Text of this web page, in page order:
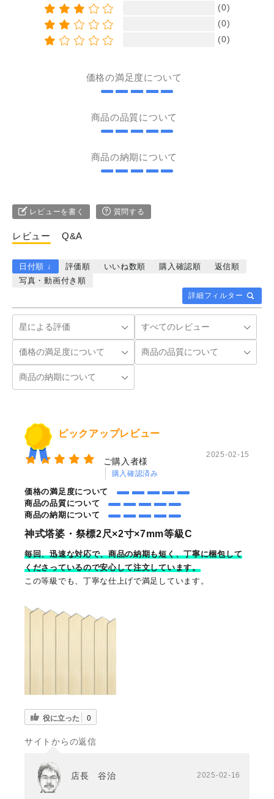
(0)
(0)
(0)
価格の満足度について
商品の品質について
商品の納期について
レビューを書く 質問する
レビュー Q&A
詳細フィルター
日付順 ↓ 評価順 いいね数順 購入確認順
返信順
写真・動画付き順
ピックアップレビュー
ご購入者様
購入確認済み
2025-02-15
価格の満足度について
商品の品質について
商品の納期について
神式塔婆・祭標2尺×2寸×7mm等級C
毎回、迅速な対応で、商品の納期も短く、丁寧に梱包して
くださっているので安心して注文しています。
この等級でも、丁寧な仕上げで満足しています。
役に立った 0
サイトからの返信
店長 谷治 2025-02-16